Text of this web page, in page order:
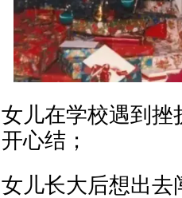
女儿在学校遇到挫
开心结；
女儿长大后想出去